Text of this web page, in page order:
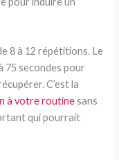
8 à 12 répétitions. Le
75 secondes pour
C’est la
à votre routinesans
qui pourrait